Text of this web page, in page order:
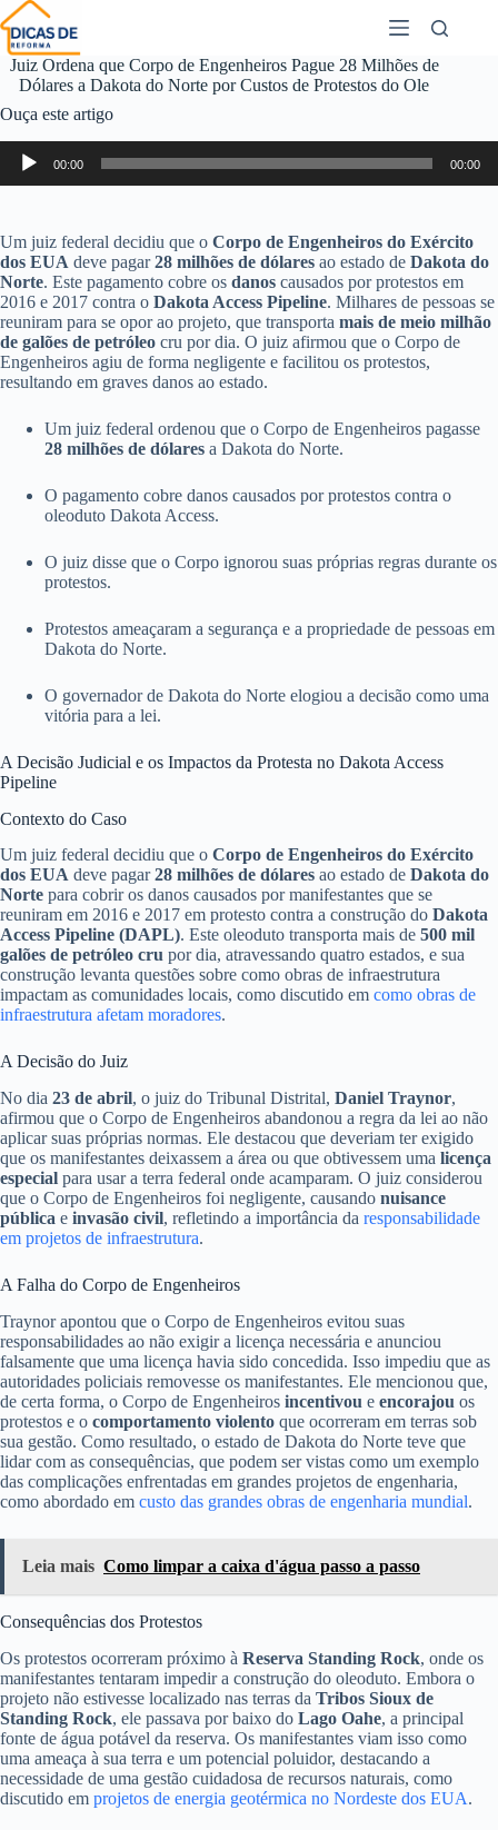
Juiz Ordena que Corpo de Engenheiros Pague 28 Milhões de
Dólares a Dakota do Norte por Custos de Protestos do Ole
Ouça este artigo
Tocador
áudio
00:00 00:00
Um juiz federal decidiu que o Corpo de Engenheiros do Exército
dos EUA deve pagar28 milhões de dólares ao estado de Dakota do
Norte. Este pagamento cobre os danos causados por protestos em
2016 e 2017 contra o Dakota Access Pipeline. Milhares de pessoas se
reuniram para se opor ao projeto, que transporta mais de meio milhão
de galões de petróleo cru por dia. O juiz afirmou que o Corpo de
Engenheiros agiu de forma negligente e facilitou os protestos,
resultando em graves danos ao estado.
Um juiz federal ordenou que o Corpo de Engenheiros pagasse
28 milhões de dólares a Dakota do Norte.
O pagamento cobre danos causados por protestos contra o
oleoduto Dakota Access.
O juiz disse que o Corpo ignorou suas próprias regras durante os
protestos.
Protestos ameaçaram a segurança e a propriedade de pessoas em
Dakota do Norte.
O governador de Dakota do Norte elogiou a decisão como uma
vitória para a lei.
A Decisão Judicial e os Impactos da Protesta no Dakota Access
Pipeline
Contexto do Caso
Um juiz federal decidiu que o Corpo de Engenheiros do Exército
dos EUA deve pagar28 milhões de dólares ao estado de Dakota do
Norte para cobrir os danos causados por manifestantes que se
reuniram em 2016 e 2017 em protesto contra a construção do Dakota
Access Pipeline (DAPL). Este oleoduto transporta mais de 500 mil
galões de petróleo cru por dia, atravessando quatro estados, e sua
construção levanta questões sobre como obras de infraestrutura
impactam as comunidades locais, como discutido em como obras de
infraestrutura afetam moradores.
A Decisão do Juiz
No dia 23 de abril, o juiz do Tribunal Distrital, Daniel Traynor,
afirmou que o Corpo de Engenheiros abandonou a regra da lei ao não
aplicar suas próprias normas. Ele destacou que deveriam ter exigido
que os manifestantes deixassem a área ou que obtivessem uma licença
especial para usar a terra federal onde acamparam. O juiz considerou
que o Corpo de Engenheiros foi negligente, causando nuisance
pública e invasão civil, refletindo a importância da responsabilidade
em projetos de infraestrutura.
A Falha do Corpo de Engenheiros
Traynor apontou que o Corpo de Engenheiros evitou suas
responsabilidades ao não exigir a licença necessária e anunciou
falsamente que uma licença havia sido concedida. Isso impediu que as
autoridades policiais removesse os manifestantes. Ele mencionou que,
de certa forma, o Corpo de Engenheiros incentivou e encorajou os
protestos e o comportamento violento que ocorreram em terras sob
sua gestão. Como resultado, o estado de Dakota do Norte teve que
lidar com as consequências, que podem ser vistas como um exemplo
das complicações enfrentadas em grandes projetos de engenharia,
como abordado em custo das grandes obras de engenharia mundial.
Leia mais Como limpar a caixa d'água passo a passo
Consequências dos Protestos
Os protestos ocorreram próximo à Reserva Standing Rock, onde os
manifestantes tentaram impedir a construção do oleoduto. Embora o
projeto não estivesse localizado nas terras da Tribos Sioux de
Standing Rock, ele passava por baixo do Lago Oahe, a principal
fonte de água potável da reserva. Os manifestantes viam isso como
uma ameaça à sua terra e um potencial poluidor, destacando a
necessidade de uma gestão cuidadosa de recursos naturais, como
discutido em projetos de energia geotérmica no Nordeste dos EUA.